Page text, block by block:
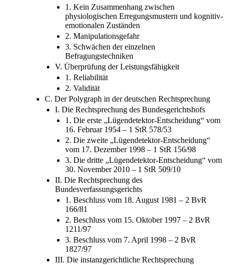
IV. Methodische Schwächen
1. Kein Zusammenhang zwischen
physiologischen Erregungsmustern und kognitiv-
emotionalen Zuständen
2. Manipulationsgefahr
3. Schwächen der einzelnen
Befragungstechniken
V. Überprüfung der Leistungsfähigkeit
1. Reliabilität
2. Validität
C. Der Polygraph in der deutschen Rechtsprechung
I. Die Rechtsprechung des Bundesgerichtshofs
1. Die erste „Lügendetektor-Entscheidung“ vom
16. Februar 1954 – 1 StR 578/53
2. Die zweite „Lügendetektor-Entscheidung“
vom 17. Dezember 1998 – 1 StR 156/98
3. Die dritte „Lügendetektor-Entscheidung“ vom
30. November 2010 – 1 StR 509/10
II. Die Rechtsprechung des
Bundesverfassungsgerichts
1. Beschluss vom 18. August 1981 – 2 BvR
166/81
2. Beschluss vom 15. Oktober 1997 – 2 BvR
1211/97
3. Beschluss vom 7. April 1998 – 2 BvR
1827/97